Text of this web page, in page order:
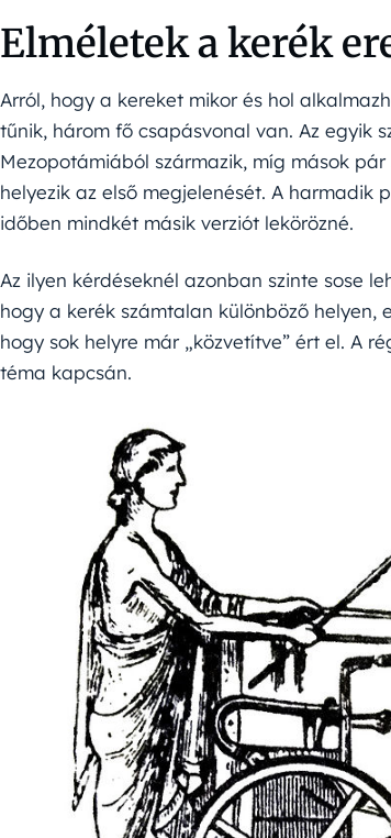
Elméletek a kerék
Arról, hogy a kereket mikor és hol
tűnik, három fő csapásvonal van. Az egyik
Mezopotámiából származik, míg mások
helyezik az első megjelenését. A harmadik
időben mindkét másik verziót lekörözné.
Az ilyen kérdéseknél azonban szinte sose
hogy a kerék számtalan különböző
hogy sok helyre már „közvetítve” ért el. A
téma kapcsán.